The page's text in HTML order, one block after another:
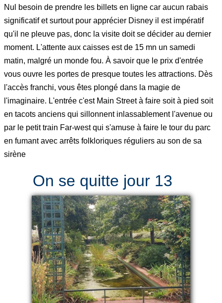
Nul besoin de prendre les billets en ligne car aucun rabais
significatif et surtout pour apprécier Disney il est impératif
qu'il ne pleuve pas, donc la visite doit se décider au dernier
moment. L'attente aux caisses est de 15 mn un samedi
matin, malgré un monde fou. À savoir que le prix d'entrée
vous ouvre les portes de presque toutes les attractions. Dès
l'accès franchi, vous êtes plongé dans la magie de
l'imaginaire. L'entrée c'est Main Street à faire soit à pied soit
en tacots anciens qui sillonnent inlassablement l'avenue ou
par le petit train Far-west qui s'amuse à faire le tour du parc
en fumant avec arrêts folkloriques réguliers au son de sa
sirène
On se quitte jour 13